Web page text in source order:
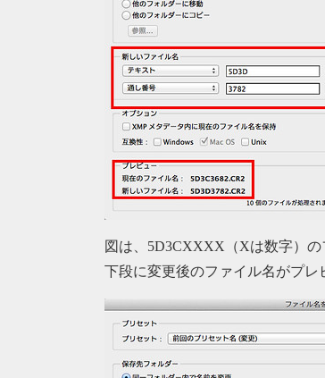
図は、5D3CXXXX（Xは数字）
下段に変更後のファイル名がプ